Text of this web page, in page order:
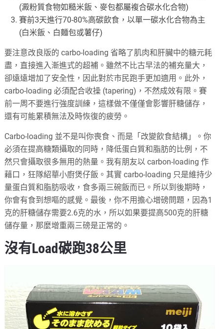
(澱粉質食物如糙米飯、麥包都屬複合碳水化合物)
賽前3天進行70-80%高碳飲食，以單一碳水化合物為主
(白米飯、白麵包或薯仔)
要注意改良版的 carbo-loading 省略了肌肉和肝臟中的糖元耗
盡，直接進入漸進式的超補。雖然不比古早法的補充量大，
卻遠遠增加了安全性，因此對於市民跑手更加適用。此外，
carbo-loading 必須配合收操 (tapering)，不然成效有限。賽
前一周不要進行強度訓練，這樣做不僅僅會影響肝糖儲存，
還有可能累積無法及時恢復的疲勞。
Carbo-loading 並不是叫你喪食、而是「改變飲食結構」。你
必須在提高糖類攝取的同時，降低蛋白質和脂肪的比例，不
然只會攝取很多無用的熱量。我有朋友以 carbon-loading 作
藉口，狂隊紹華小廚煲仔飯。其實 carbo-loading 只是維持少
量蛋白質和脂肪吸收，食多兩三碗飯而已。所以到後期時，
你會有食到想嘔的感覺。最後，你不用擔心增磅問題，因為1
克的肝糖儲存需要2.6克的水，所以如果要提高500克的肝糖
儲存量，那麼增重兩三磅是正常的。
沒有Load碳跑38公里